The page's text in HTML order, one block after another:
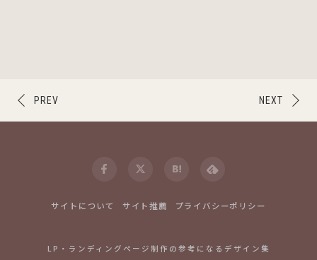
NEXT
PREV
サイトについて サイト推薦 プライバシーポリシー
LP・ランディングページ制作の参考になるデザイン集